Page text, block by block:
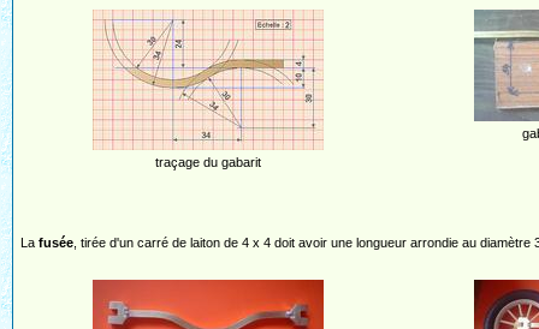
traçage du gabarit
La fusée , tirée d'un carré de laiton de 4 x 4 doit avoir une longueur arrondie au